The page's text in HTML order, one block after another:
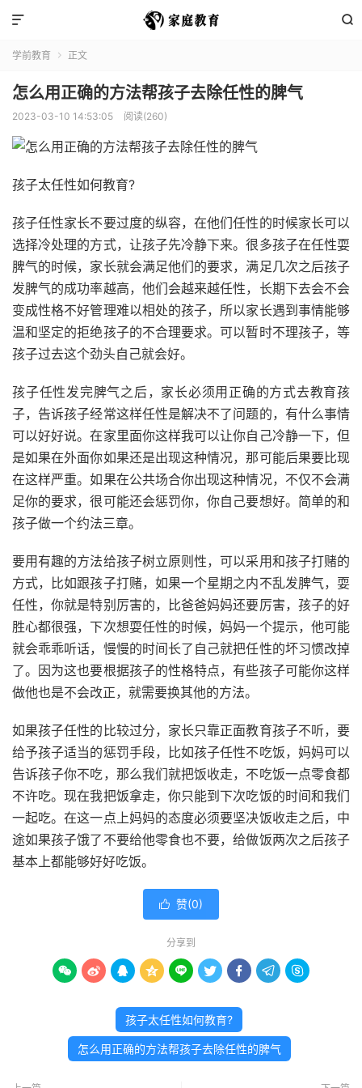


学前教育  正文
怎么用正确的方法帮孩子去除任性的脾气
2023-03-10 14:53:05 阅读(260)
孩子太任性如何教育?
孩子任性家长不要过度的纵容，在他们任性的时候家长可以
选择冷处理的方式，让孩子先冷静下来。很多孩子在任性耍
脾气的时候，家长就会满足他们的要求，满足几次之后孩子
发脾气的成功率越高，他们会越来越任性，长期下去会不会
变成性格不好管理难以相处的孩子，所以家长遇到事情能够
温和坚定的拒绝孩子的不合理要求。可以暂时不理孩子，等
孩子过去这个劲头自己就会好。
孩子任性发完脾气之后，家长必须用正确的方式去教育孩
子，告诉孩子经常这样任性是解决不了问题的，有什么事情
可以好好说。在家里面你这样我可以让你自己冷静一下，但
是如果在外面你如果还是出现这种情况，那可能后果要比现
在这样严重。如果在公共场合你出现这种情况，不仅不会满
足你的要求，很可能还会惩罚你，你自己要想好。简单的和
孩子做一个约法三章。
要用有趣的方法给孩子树立原则性，可以采用和孩子打赌的
方式，比如跟孩子打赌，如果一个星期之内不乱发脾气，耍
任性，你就是特别厉害的，比爸爸妈妈还要厉害，孩子的好
胜心都很强，下次想耍任性的时候，妈妈一个提示，他可能
就会乖乖听话，慢慢的时间长了自己就把任性的坏习惯改掉
了。因为这也要根据孩子的性格特点，有些孩子可能你这样
做他也是不会改正，就需要换其他的方法。
如果孩子任性的比较过分，家长只靠正面教育孩子不听，要
给予孩子适当的惩罚手段，比如孩子任性不吃饭，妈妈可以
告诉孩子你不吃，那么我们就把饭收走，不吃饭一点零食都
不许吃。现在我把饭拿走，你只能到下次吃饭的时间和我们
一起吃。在这一点上妈妈的态度必须要坚决饭收走之后，中
途如果孩子饿了不要给他零食也不要，给做饭两次之后孩子
基本上都能够好好吃饭。
 赞(0)
分享到
        
孩子太任性如何教育?
怎么用正确的方法帮孩子去除任性的脾气